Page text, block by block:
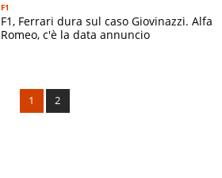
F1
F1, Ferrari dura sul caso Giovinazzi. Alfa
Romeo, c'è la data annuncio
1 2